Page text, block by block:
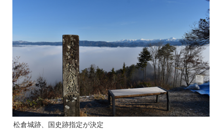
松倉城跡、国史跡指定が決定